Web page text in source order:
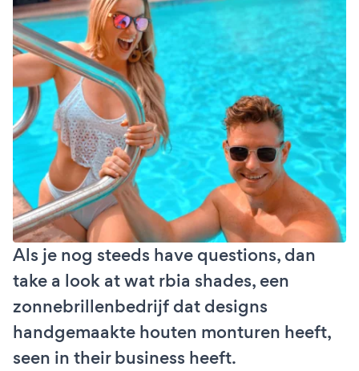
Als je nog steeds have questions, dan
take a look at wat rbia shades, een
zonnebrillenbedrijf dat designs
handgemaakte houten monturen heeft,
seen in their business heeft.